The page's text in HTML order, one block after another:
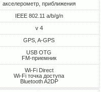
акселерометр, приближения
IEEE 802.11 a/b/g/n
v 4
GPS, A-GPS
USB OTG
FM-приемник
Wi-Fi Direct
Wi-Fi точка доступа
Bluetooth A2DP